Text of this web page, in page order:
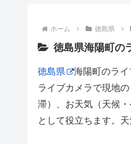
ホーム 徳島県
徳島県海陽町の
徳島県
海陽町のラ
ライブカメラで現地
滞）、お天気（天候
として役立ちます。